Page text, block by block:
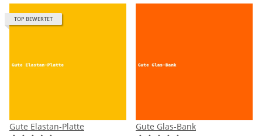
TOP BEWERTET
Gute Elastan-Platte Gute Glas-Bank